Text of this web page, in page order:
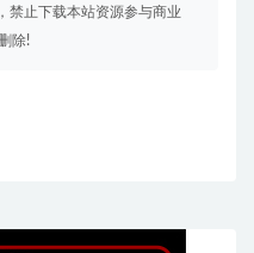
禁止下载本站资源参与商业
除!